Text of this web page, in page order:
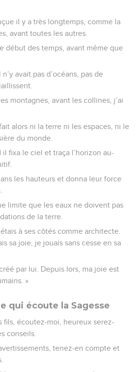
il y a très longtemps, comme la
avant toutes les autres.
début des temps, avant même que
avait pas d’océans, pas de
montagnes, avant les collines, j’ai
alors ni la terre ni les espaces, ni le
du monde.
il fixa le ciel et traça l’horizon au-
les hauteurs et donna leur force
limite que les eaux ne doivent pas
de la terre.
à ses côtés comme architecte.
sa joie, je jouais sans cesse en sa
par lui. Depuis lors, ma joie est
»
qui écoute la Sagesse
fils, écoutez-moi, heureux serez-
conseils.
tenez-en compte et